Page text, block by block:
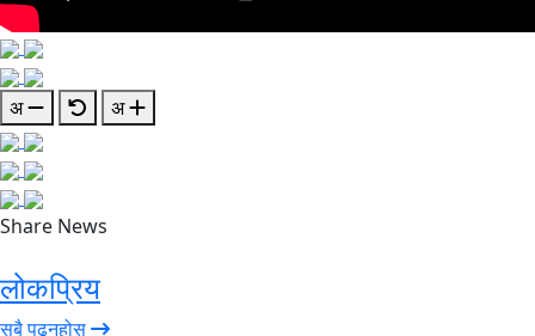
अ अ
Share News
लोकप्रिय
सबै पढ्नुहोस्